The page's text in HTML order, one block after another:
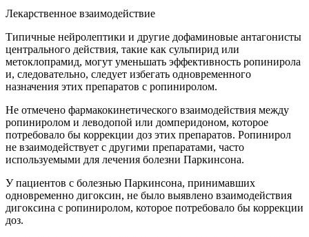
Лекарственное взаимодействие
Типичные нейролептики и другие дофаминовые антагонисты
центрального действия, такие как сульпирид или
метоклопрамид, могут уменьшать эффективность ропинирола
и, следовательно, следует избегать одновременного
назначения этих препаратов с ропиниролом.
Не отмечено фармакокинетического взаимодействия между
ропиниролом и леводопой или домперидоном, которое
потребовало бы коррекции доз этих препаратов. Ропинирол
не взаимодействует с другими препаратами, часто
используемыми для лечения болезни Паркинсона.
У пациентов с болезнью Паркинсона, принимавших
одновременно дигоксин, не было выявлено взаимодействия
дигоксина с ропиниролом, которое потребовало бы коррекции
доз.